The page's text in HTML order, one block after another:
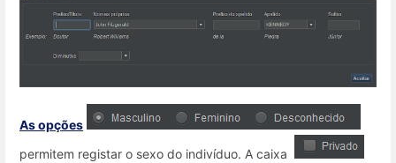
As opções
permitem registar o sexo do indivíduo. A caixa